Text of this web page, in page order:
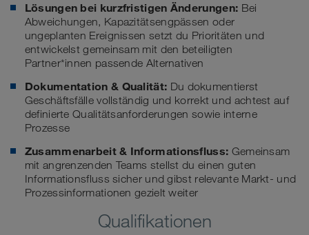
Lösungen bei kurzfristigen Änderungen: Bei
Abweichungen, Kapazitätsengpässen oder
ungeplanten Ereignissen setzt du Prioritäten und
entwickelst gemeinsam mit den beteiligten
Partner*innen passende Alternativen
Dokumentation & Qualität: Du dokumentierst
Geschäftsfälle vollständig und korrekt und achtest auf
definierte Qualitätsanforderungen sowie interne
Prozesse
Zusammenarbeit & Informationsfluss: Gemeinsam
mit angrenzenden Teams stellst du einen guten
Informationsfluss sicher und gibst relevante Markt- und
Prozessinformationen gezielt weiter
Qualifikationen